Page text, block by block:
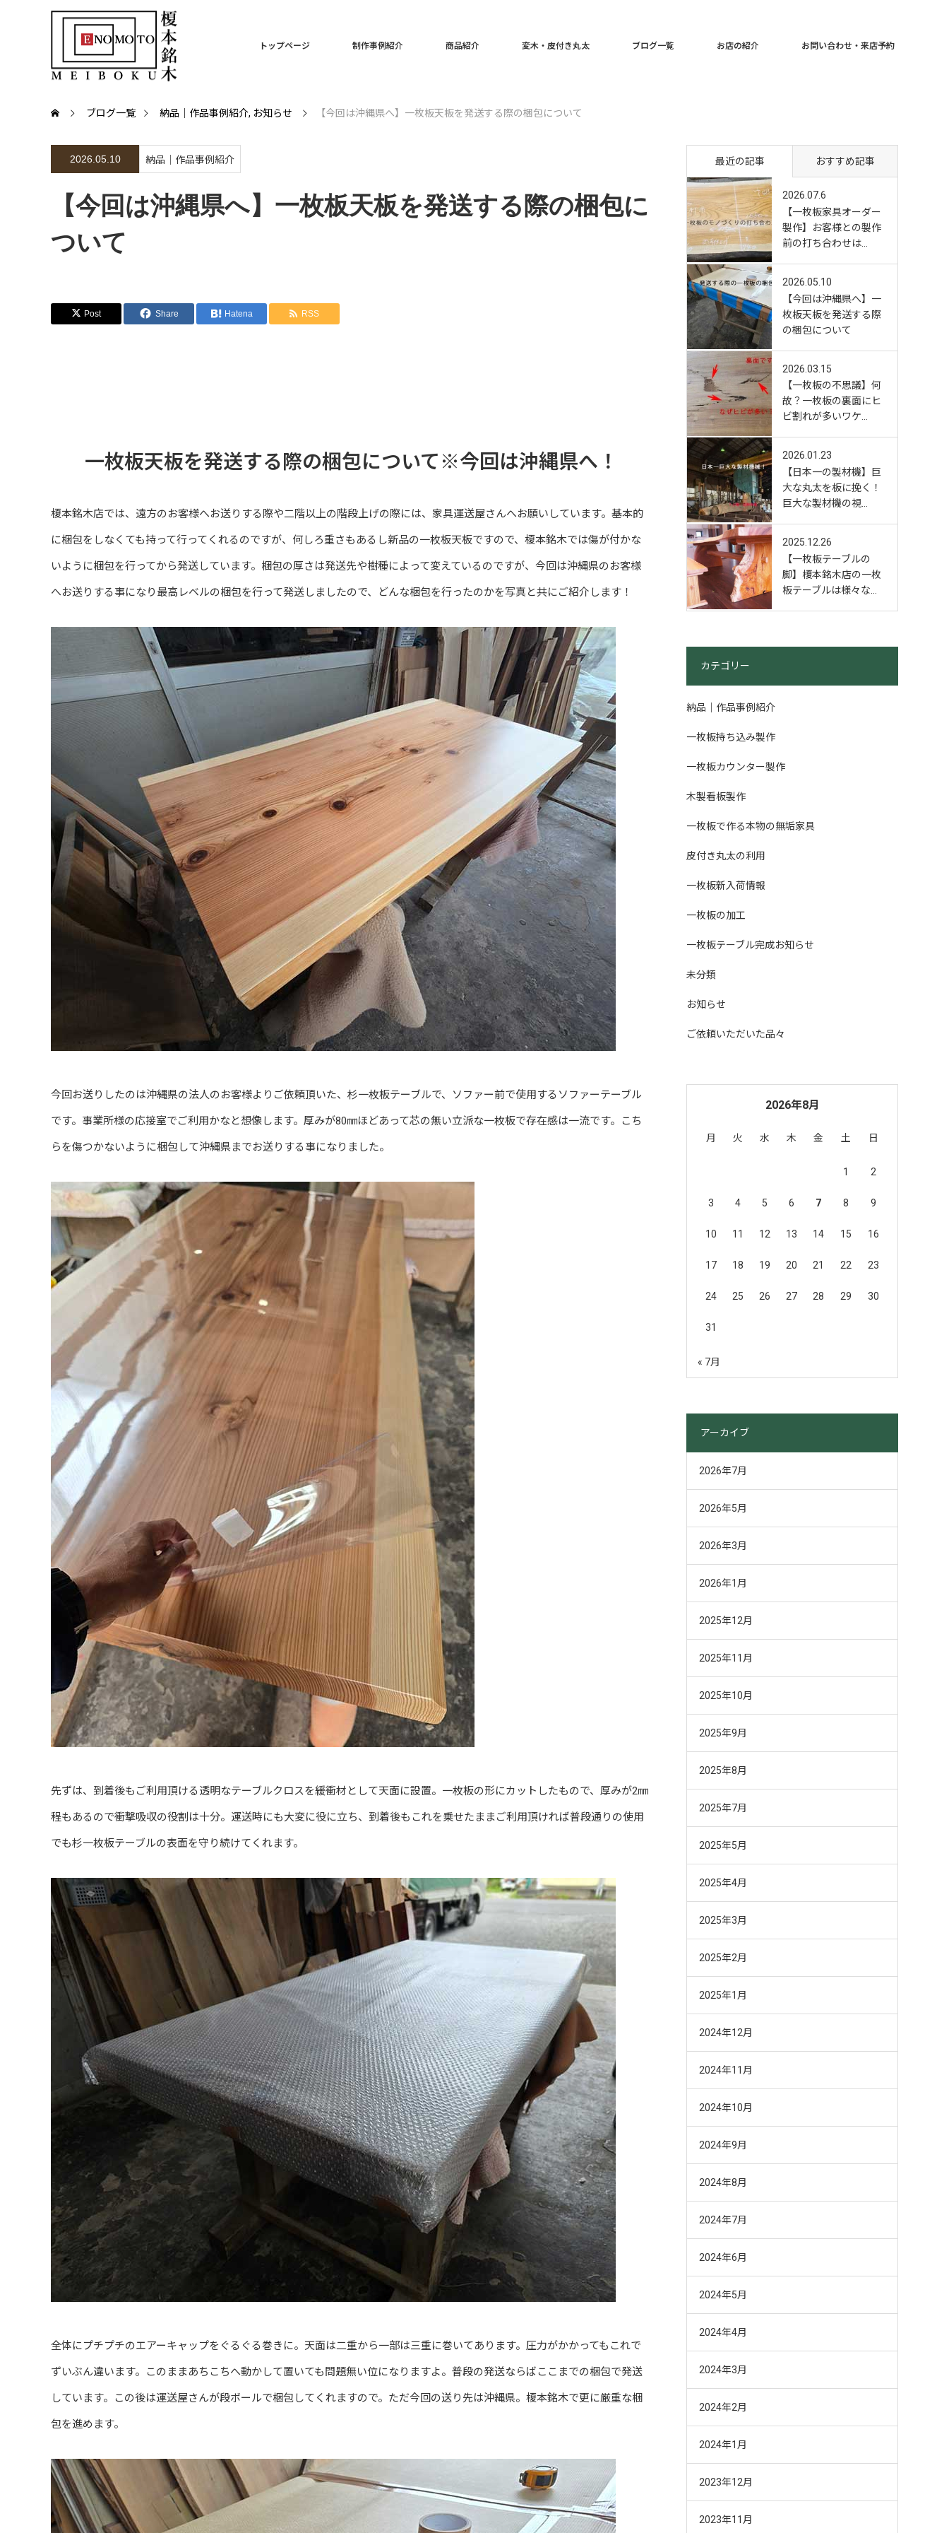
トップページ 制作事例紹介 商品紹介 変木・皮付き丸太 ブログ一覧 お店の紹介 お問い合わせ・来店予約
ブログ一覧 納品｜作品事例紹介, お知らせ 【今回は沖縄県へ】一枚板天板を発送する際の梱包について
2026.05.10 納品｜作品事例紹介
【今回は沖縄県へ】一枚板天板を発送する際の梱包に
ついて
Post Share Hatena RSS
一枚板天板を発送する際の梱包について※今回は沖縄県へ！
榎本銘木店では、遠方のお客様へお送りする際や二階以上の階段上げの際には、家具運送屋さんへお願いしています。基本的
に梱包をしなくても持って行ってくれるのですが、何しろ重さもあるし新品の一枚板天板ですので、榎本銘木では傷が付かな
いように梱包を行ってから発送しています。梱包の厚さは発送先や樹種によって変えているのですが、今回は沖縄県のお客様
へお送りする事になり最高レベルの梱包を行って発送しましたので、どんな梱包を行ったのかを写真と共にご紹介します！
今回お送りしたのは沖縄県の法人のお客様よりご依頼頂いた、杉一枚板テーブルで、ソファー前で使用するソファーテーブル
です。事業所様の応接室でご利用かなと想像します。厚みが80㎜ほどあって芯の無い立派な一枚板で存在感は一流です。こち
らを傷つかないように梱包して沖縄県までお送りする事になりました。
先ずは、到着後もご利用頂ける透明なテーブルクロスを緩衝材として天面に設置。一枚板の形にカットしたもので、厚みが2㎜
程もあるので衝撃吸収の役割は十分。運送時にも大変に役に立ち、到着後もこれを乗せたままご利用頂ければ普段通りの使用
でも杉一枚板テーブルの表面を守り続けてくれます。
全体にプチプチのエアーキャップをぐるぐる巻きに。天面は二重から一部は三重に巻いてあります。圧力がかかってもこれで
ずいぶん違います。このままあちこちへ動かして置いても問題無い位になりますよ。普段の発送ならばここまでの梱包で発送
しています。この後は運送屋さんが段ボールで梱包してくれますので。ただ今回の送り先は沖縄県。榎本銘木で更に厳重な梱
包を進めます。
最近の記事 おすすめ記事
2026.07.6
【一枚板家具オーダー
製作】お客様との製作
前の打ち合わせは…
2026.05.10
【今回は沖縄県へ】一
枚板天板を発送する際
の梱包について
2026.03.15
【一枚板の不思議】何
故？一枚板の裏面にヒ
ビ割れが多いワケ…
2026.01.23
【日本一の製材機】巨
大な丸太を板に挽く！
巨大な製材機の視…
2025.12.26
【一枚板テーブルの
脚】榎本銘木店の一枚
板テーブルは様々な…
カテゴリー
納品｜作品事例紹介
一枚板持ち込み製作
一枚板カウンター製作
木製看板製作
一枚板で作る本物の無垢家具
皮付き丸太の利用
一枚板新入荷情報
一枚板の加工
一枚板テーブル完成お知らせ
未分類
お知らせ
ご依頼いただいた品々
2026年8月
月 火 水 木 金 土 日
1 2
3 4 5 6 7 8 9
10 11 12 13 14 15 16
17 18 19 20 21 22 23
24 25 26 27 28 29 30
31
« 7月
アーカイブ
2026年7月
2026年5月
2026年3月
2026年1月
2025年12月
2025年11月
2025年10月
2025年9月
2025年8月
2025年7月
2025年5月
2025年4月
2025年3月
2025年2月
2025年1月
2024年12月
2024年11月
2024年10月
2024年9月
2024年8月
2024年7月
2024年6月
2024年5月
2024年4月
2024年3月
2024年2月
2024年1月
2023年12月
2023年11月